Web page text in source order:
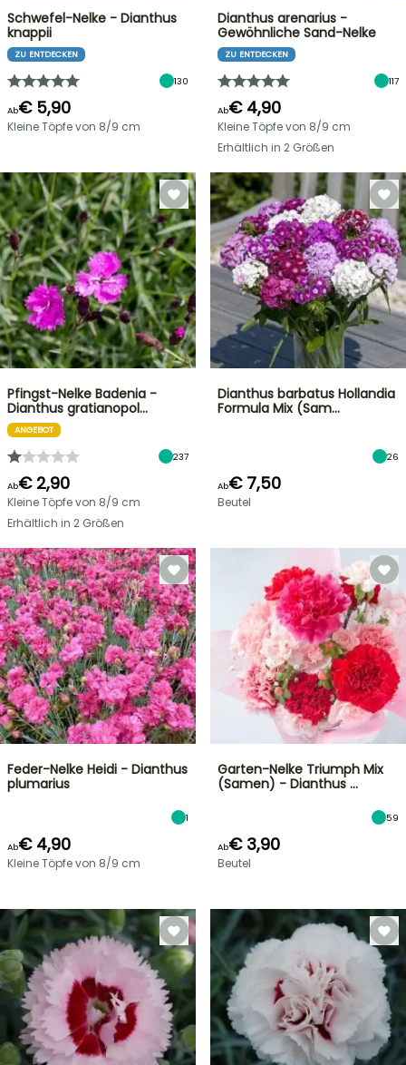
Schwefel-Nelke - Dianthus
knappii
ZU ENTDECKEN
130
Ab€ 5,90
Kleine Töpfe von 8/9 cm
Dianthus arenarius -
Gewöhnliche Sand-Nelke
ZU ENTDECKEN
117
Ab€ 4,90
Kleine Töpfe von 8/9 cm
Erhältlich in 2 Größen
Pfingst-Nelke Badenia -
Dianthus gratianopol…
ANGEBOT
237
Ab€ 2,90
Kleine Töpfe von 8/9 cm
Erhältlich in 2 Größen
Dianthus barbatus Hollandia
Formula Mix (Sam…
26
Ab€ 7,50
Beutel
Feder-Nelke Heidi - Dianthus
plumarius
1
Ab€ 4,90
Kleine Töpfe von 8/9 cm
Garten-Nelke Triumph Mix
(Samen) - Dianthus …
59
Ab€ 3,90
Beutel